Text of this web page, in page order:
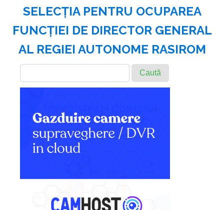
SELECŢIA PENTRU OCUPAREA
FUNCŢIEI DE DIRECTOR GENERAL
AL REGIEI AUTONOME RASIROM